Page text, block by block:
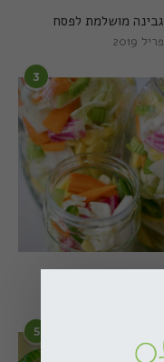
מושלמת לפסח
3
מהירים
5